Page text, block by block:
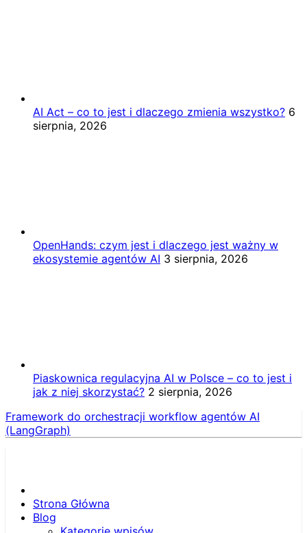
AI Act – co to jest i dlaczego zmienia wszystko? 6
sierpnia, 2026
OpenHands: czym jest i dlaczego jest ważny w
ekosystemie agentów AI 3 sierpnia, 2026
Piaskownica regulacyjna AI w Polsce – co to jest i
jak z niej skorzystać? 2 sierpnia, 2026
Framework do orchestracji workflow agentów AI
(LangGraph)
Strona Główna
Blog